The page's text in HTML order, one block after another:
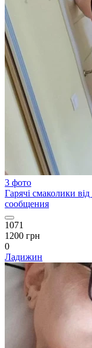
3 фото
Гарячі смаколики
сообщения
1071
1200 грн
0
Ладижин